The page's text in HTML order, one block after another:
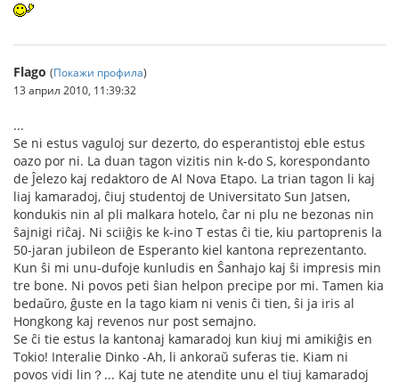
Flago (Покажи профила)
13 април 2010, 11:39:32
...
Se ni estus vaguloj sur dezerto, do esperantistoj eble estus
oazo por ni. La duan tagon vizitis nin k-do S, korespondanto
de Ĵelezo kaj redaktoro de Al Nova Etapo. La trian tagon li kaj
liaj kamaradoj, ĉiuj studentoj de Universitato Sun Jatsen,
kondukis nin al pli malkara hotelo, ĉar ni plu ne bezonas nin
ŝajnigi riĉaj. Ni sciiĝis ke k-ino T estas ĉi tie, kiu partoprenis la
50-jaran jubileon de Esperanto kiel kantona reprezentanto.
Kun ŝi mi unu-dufoje kunludis en Ŝanhajo kaj ŝi impresis min
tre bone. Ni povos peti ŝian helpon precipe por mi. Tamen kia
bedaŭro, ĝuste en la tago kiam ni venis ĉi tien, ŝi ja iris al
Hongkong kaj revenos nur post semajno.
Se ĉi tie estus la kantonaj kamaradoj kun kiuj mi amikiĝis en
Tokio! Interalie Dinko -Ah, li ankoraŭ suferas tie. Kiam ni
povos vidi lin？... Kaj tute ne atendite unu el tiuj kamaradoj